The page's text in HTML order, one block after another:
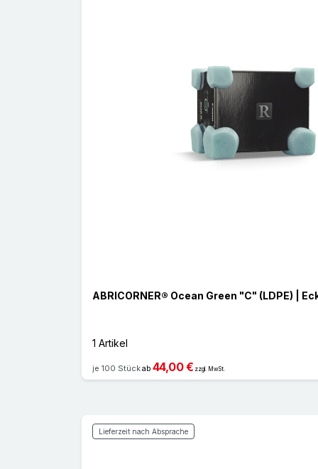
ABRICORNER® Ocean Green "C" (LDPE) |
1 Artikel
je 100 Stückab 44,00 € zzgl. MwSt.
Lieferzeit nach Absprache